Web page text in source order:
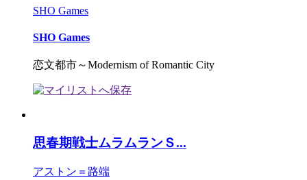
SHO Games
SHO Games
恋文都市～Modernism of Romantic City
思春期戦士ムラムランＳ...
アストン＝路端